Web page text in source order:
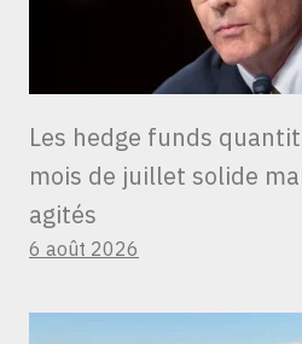
Les hedge funds
mois de juillet solide
agités
6 août 2026